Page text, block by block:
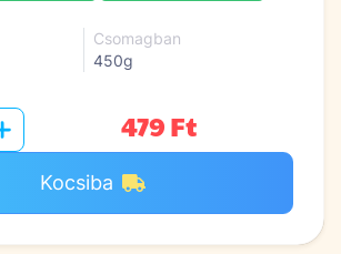
Csomagban
450g
479 Ft
Kocsiba